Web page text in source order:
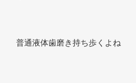
普通液体歯磨き持ち歩くよね